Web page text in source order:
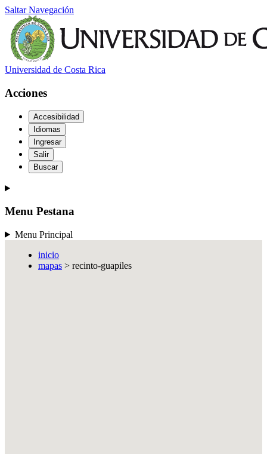
Saltar Navegación
Universidad de Costa Rica
Acciones
Accesibilidad
Idiomas
Ingresar
Salir
Buscar
Menu Pestana
Menu Principal
inicio
mapas > recinto-guapiles